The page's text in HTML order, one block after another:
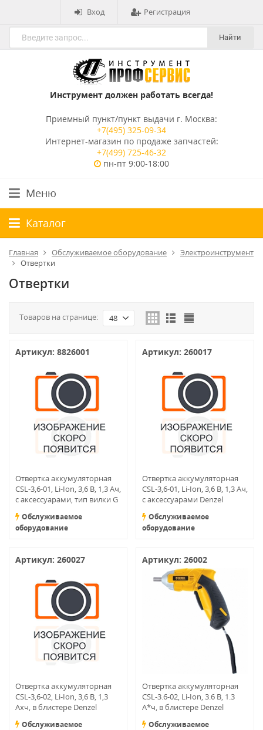
Вход Регистрация
Найти
Инструмент должен работать всегда!
Приемный пункт/пункт выдачи г. Москва:
+7(495) 325-09-34
Интернет-магазин по продаже запчастей:
+7(499) 725-46-32
пн-пт 9:00-18:00
Меню
Каталог
Главная Обслуживаемое оборудование
Электроинструмент
Отвертки
Отвертки
Товаров на странице: 48
Артикул: 8826001
Отвертка аккумуляторная
CSL-3,6-01, Li-Ion, 3,6 В, 1,3 Ач,
с аксессуарами, тип вилки G
Обслуживаемое
оборудование
Артикул: 260017
Отвертка аккумуляторная
CSL-3,6-01, Li-Ion, 3,6 В, 1,3 Ач,
с аксессуарами Denzel
Обслуживаемое
оборудование
Артикул: 260027
Отвертка аккумуляторная
CSL-3,6-02, Li-Ion, 3,6 В, 1,3
Ахч, в блистере Denzel
Обслуживаемое
Артикул: 26002
Отвертка аккумуляторная
CSL-3.6-02, Li-Ion, 3.6 В, 1.3
А*ч, в блистере Denzel
Обслуживаемое